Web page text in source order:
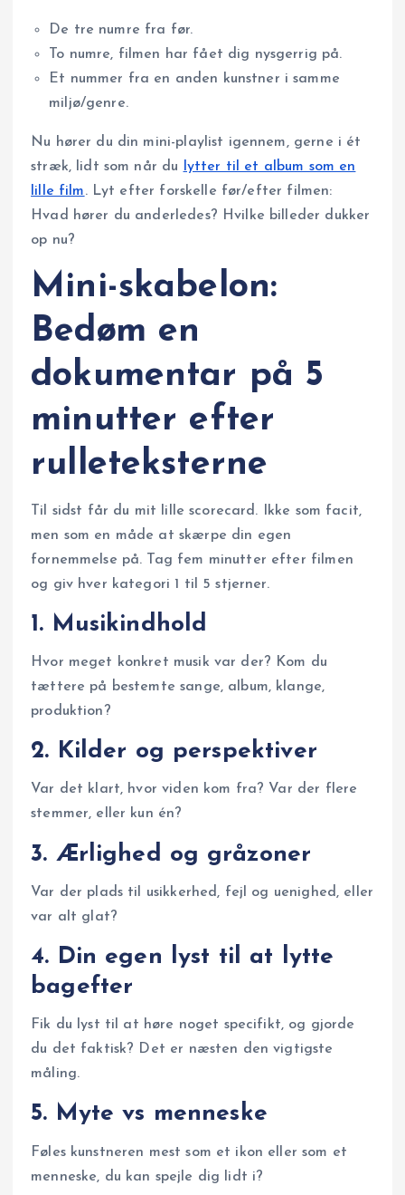
De tre numre fra før.
To numre, filmen har fået dig nysgerrig på.
Et nummer fra en anden kunstner i samme
miljø/genre.
Nu hører du din mini-playlist igennem, gerne i ét
stræk, lidt som når du lytter til et album som en
lille film. Lyt efter forskelle før/efter filmen:
Hvad hører du anderledes? Hvilke billeder dukker
op nu?
Mini-skabelon:
Bedøm en
dokumentar på 5
minutter efter
rulleteksterne
Til sidst får du mit lille scorecard. Ikke som facit,
men som en måde at skærpe din egen
fornemmelse på. Tag fem minutter efter filmen
og giv hver kategori 1 til 5 stjerner.
1. Musikindhold
Hvor meget konkret musik var der? Kom du
tættere på bestemte sange, album, klange,
produktion?
2. Kilder og perspektiver
Var det klart, hvor viden kom fra? Var der flere
stemmer, eller kun én?
3. Ærlighed og gråzoner
Var der plads til usikkerhed, fejl og uenighed, eller
var alt glat?
4. Din egen lyst til at lytte
bagefter
Fik du lyst til at høre noget specifikt, og gjorde
du det faktisk? Det er næsten den vigtigste
måling.
5. Myte vs menneske
Føles kunstneren mest som et ikon eller som et
menneske, du kan spejle dig lidt i?